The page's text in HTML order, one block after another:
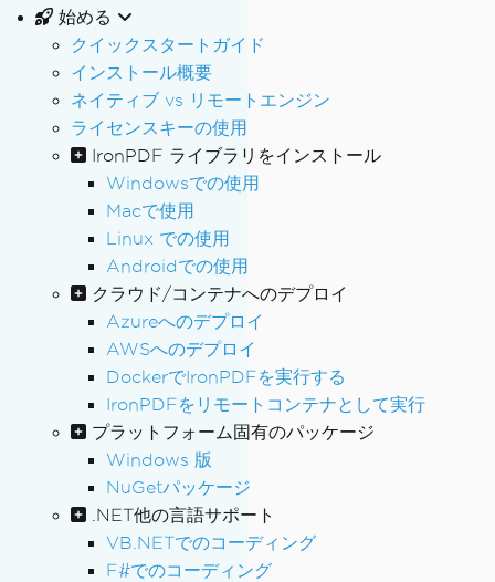
始める
クイックスタートガイド
インストール概要
ネイティブ vs リモートエンジン
ライセンスキーの使用
IronPDF ライブラリをインストール
Windowsでの使用
Macで使用
Linux での使用
Androidでの使用
クラウド/コンテナへのデプロイ
Azureへのデプロイ
AWSへのデプロイ
DockerでIronPDFを実行する
IronPDFをリモートコンテナとして実行
プラットフォーム固有のパッケージ
Windows 版
NuGetパッケージ
.NET他の言語サポート
VB.NETでのコーディング
F#でのコーディング